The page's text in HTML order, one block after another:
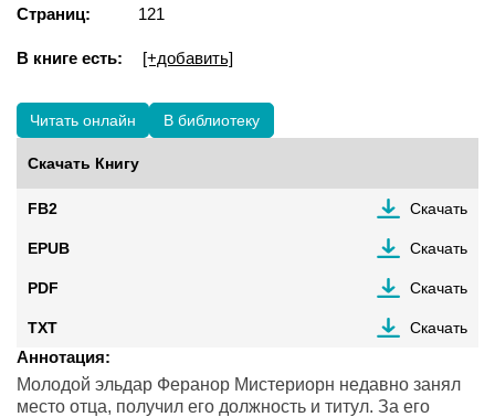
Страниц: 121
В книге есть: [+добавить]
Читать онлайн В библиотеку
Скачать Книгу
FB2 Скачать
EPUB Скачать
PDF Скачать
TXT Скачать
Аннотация:
Молодой эльдар Феранор Мистериорн недавно занял
место отца, получил его должность и титул. За его